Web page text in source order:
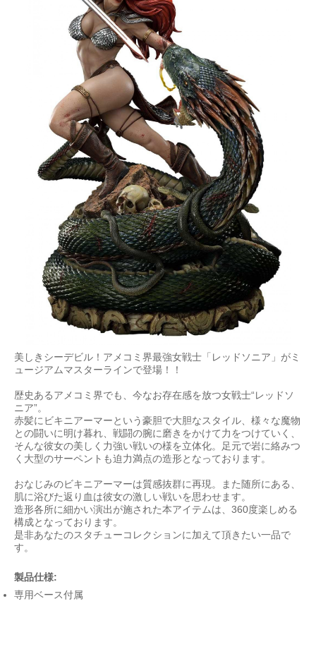
美しきシーデビル！アメコミ界最強女戦士「レッドソニア」がミ
ュージアムマスターラインで登場！！
歴史あるアメコミ界でも、今なお存在感を放つ女戦士“レッドソ
ニア”。
赤髪にビキニアーマーという豪胆で大胆なスタイル、様々な魔物
との闘いに明け暮れ、戦闘の腕に磨きをかけて力をつけていく、
そんな彼女の美しく力強い戦いの様を立体化。足元で岩に絡みつ
く大型のサーペントも迫力満点の造形となっております。
おなじみのビキニアーマーは質感抜群に再現。また随所にある、
肌に浴びた返り血は彼女の激しい戦いを思わせます。
造形各所に細かい演出が施された本アイテムは、360度楽しめる
構成となっております。
是非あなたのスタチューコレクションに加えて頂きたい一品で
す。
製品仕様:
専用ベース付属